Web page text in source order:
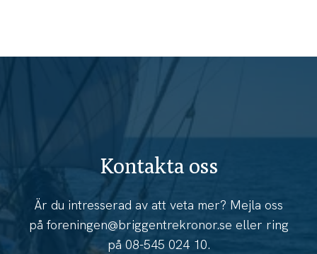
Kontakta oss
Är du intresserad av att veta mer? Mejla oss
påforeningen@briggentrekronor.se eller ring
på 08-545 024 10.